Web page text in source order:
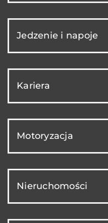
Jedzenie i napoje
Kariera
Motoryzacja
Nieruchomości